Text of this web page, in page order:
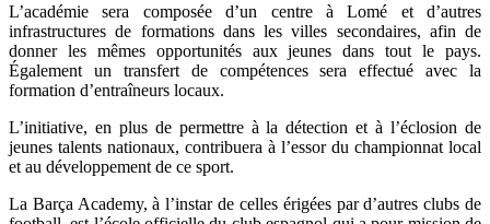
L’académie sera composée d’un centre à Lomé et d’autres
infrastructures de formations dans les villes secondaires, afin de
donner les mêmes opportunités aux jeunes dans tout le pays.
Également un transfert de compétences sera effectué avec la
formation d’entraîneurs locaux.
L’initiative, en plus de permettre à la détection et à l’éclosion de
jeunes talents nationaux, contribuera à l’essor du championnat local
et au développement de ce sport.
La Barça Academy, à l’instar de celles érigées par d’autres clubs de